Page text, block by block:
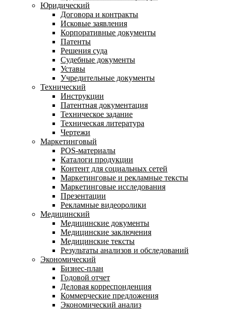
Юридический
Договора и контракты
Исковые заявления
Корпоративные документы
Патенты
Решения суда
Судебные документы
Уставы
Учредительные документы
Технический
Инструкции
Патентная документация
Техническое задание
Техническая литература
Чертежи
Маркетинговый
POS-материалы
Каталоги продукции
Контент для социальных сетей
Маркетинговые и рекламные тексты
Маркетинговые исследования
Презентации
Рекламные видеоролики
Медицинский
Медицинские документы
Медицинские заключения
Медицинские тексты
Результаты анализов и обследований
Экономический
Бизнес-план
Годовой отчет
Деловая корреспонденция
Коммерческие предложения
Экономический анализ